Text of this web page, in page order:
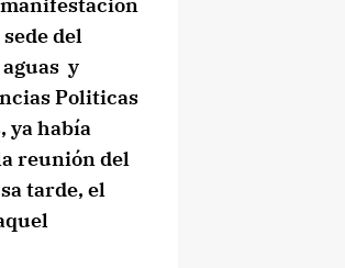
del
y
Politicas
ya había
reunión del
tarde, el